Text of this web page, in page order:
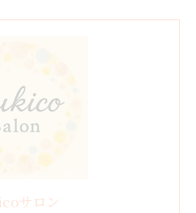
サロン